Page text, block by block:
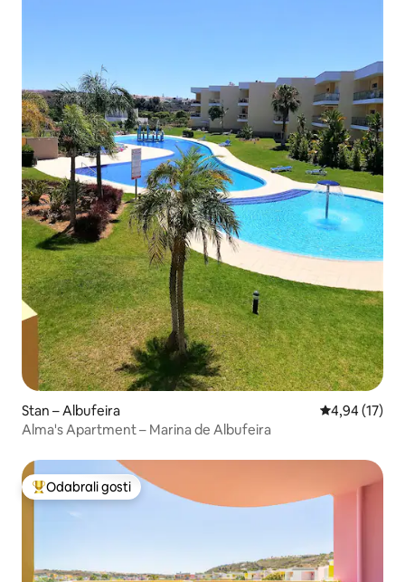
Stan – Albufeira Prosječna
4,94 (17)
Alma's Apartment – Marina de Albufeira
Među najviše rangiranima s oznakom „Odabrali gosti”
Odabrali gosti